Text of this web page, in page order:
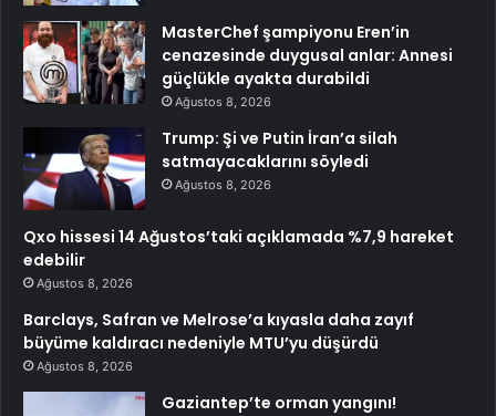
MasterChef şampiyonu Eren’in
cenazesinde duygusal anlar: Annesi
güçlükle ayakta durabildi
Ağustos 8, 2026
Trump: Şi ve Putin İran’a silah
satmayacaklarını söyledi
Ağustos 8, 2026
Qxo hissesi 14 Ağustos’taki açıklamada %7,9 hareket
edebilir
Ağustos 8, 2026
Barclays, Safran ve Melrose’a kıyasla daha zayıf
büyüme kaldıracı nedeniyle MTU’yu düşürdü
Ağustos 8, 2026
Gaziantep’te orman yangını!